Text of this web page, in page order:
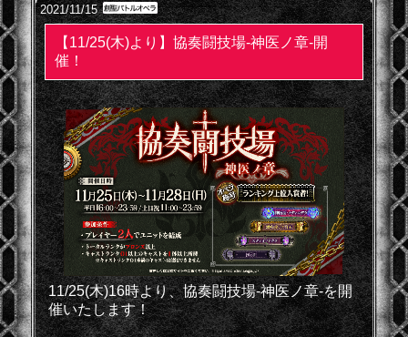
2021/11/15
【11/25(木)より】協奏闘技場-神医ノ章-開
催！
11/25(木)16時より、協奏闘技場-神医ノ章-を開
催いたします！